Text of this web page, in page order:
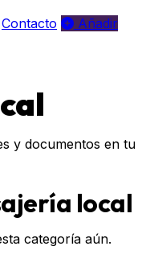
Contacto
Añadir
y documentos en tu
local
categoría aún.